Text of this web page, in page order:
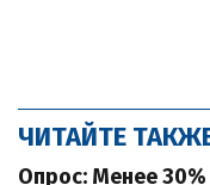
ЧИТАЙТЕ
Опрос: Менее